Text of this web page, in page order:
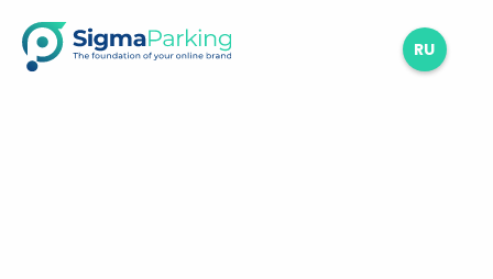
RU